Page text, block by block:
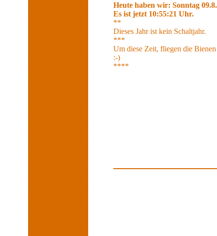
Heute haben wir: Sonntag
Es ist jetzt 10:55:21 Uhr.
**
Dieses Jahr ist kein Schaltjahr.
***
Um diese Zeit, fliegen die
:-)
****